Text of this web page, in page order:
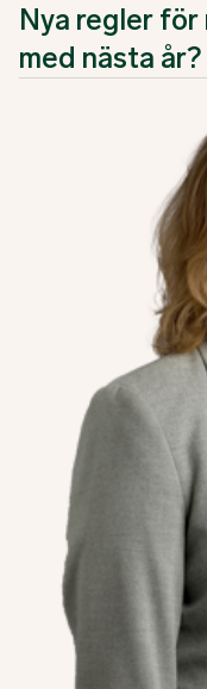
Nya regler för
med nästa år?